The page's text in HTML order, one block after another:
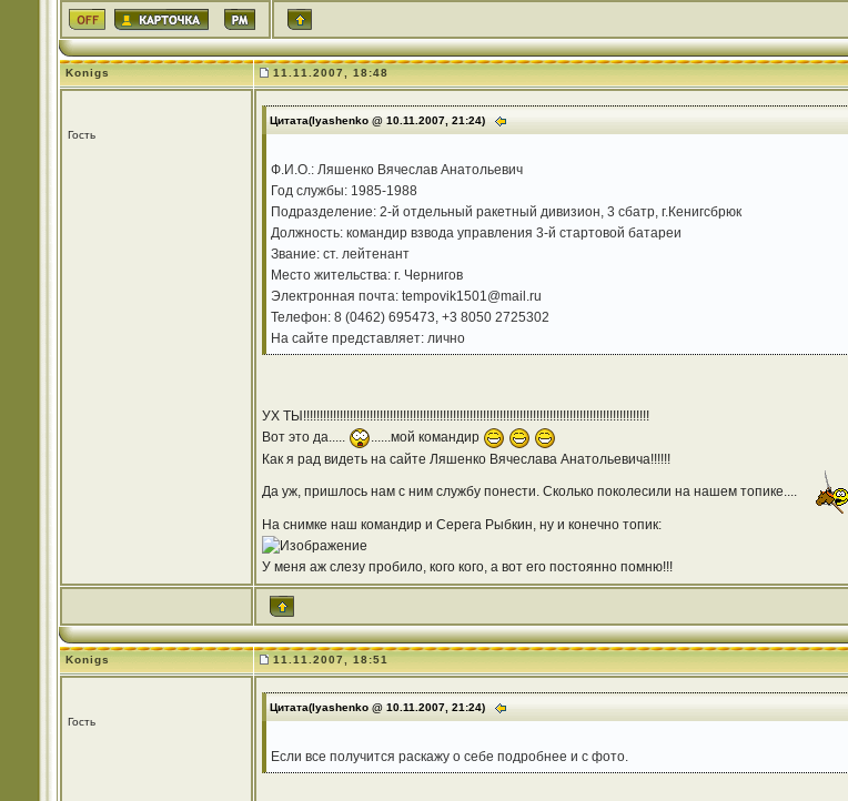
Konigs 11.11.2007, 18:48
Гость
Цитата(lyashenko @ 10.11.2007, 21:24)
Ф.И.О.: Ляшенко Вячеслав Анатольевич
Год службы: 1985-1988
Подразделение: 2-й отдельный ракетный дивизион, 3 сбатр, г.Кенигсбрюк
Должность: командир взвода управления 3-й стартовой батареи
Звание: ст. лейтенант
Место жительства: г. Чернигов
Электронная почта: tempovik1501@mail.ru
Телефон: 8 (0462) 695473, +3 8050 2725302
На сайте представляет: лично
УХ ТЫ!!!!!!!!!!!!!!!!!!!!!!!!!!!!!!!!!!!!!!!!!!!!!!!!!!!!!!!!!!!!!!!!!!!!!!!!!!!!!!!!!!!!!!!!!!!!!!!!!!!!!!!!
Вот это да.....
......мой командир
Как я рад видеть на сайте Ляшенко Вячеслава Анатольевича!!!!!!
Да уж, пришлось нам с ним службу понести. Сколько поколесили на нашем топике....
На снимке наш командир и Серега Рыбкин, ну и конечно топик:
У меня аж слезу пробило, кого кого, а вот его постоянно помню!!!
Konigs 11.11.2007, 18:51
Гость
Цитата(lyashenko @ 10.11.2007, 21:24)
Если все получится раскажу о себе подробнее и с фото.